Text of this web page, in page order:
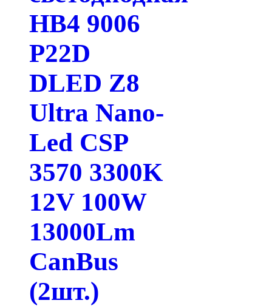
HB4 9006
P22D
DLED Z8
Ultra Nano-
Led CSP
3570 3300K
12V 100W
13000Lm
CanBus
(2шт.)